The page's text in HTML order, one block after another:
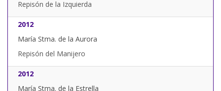
Repisón de la Izquierda
2012
María Stma. de la Aurora
Repisón del Manijero
2012
María Stma. de la Estrella